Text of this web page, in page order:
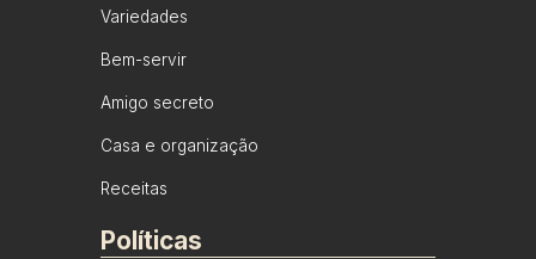
Variedades
Bem-servir
Amigo secreto
Casa e organização
Receitas
Políticas